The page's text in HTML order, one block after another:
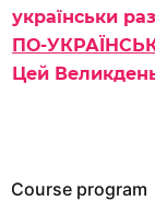
українськи
ПО-
Цей
Course program